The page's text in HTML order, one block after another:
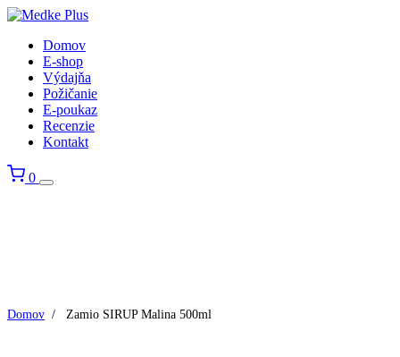
Domov
E-shop
Výdajňa
Požičanie
E-poukaz
Recenzie
Kontakt
0
Domov / Zamio SIRUP Malina 500ml